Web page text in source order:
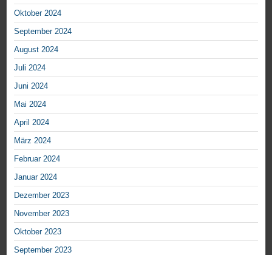
Oktober 2024
September 2024
August 2024
Juli 2024
Juni 2024
Mai 2024
April 2024
März 2024
Februar 2024
Januar 2024
Dezember 2023
November 2023
Oktober 2023
September 2023